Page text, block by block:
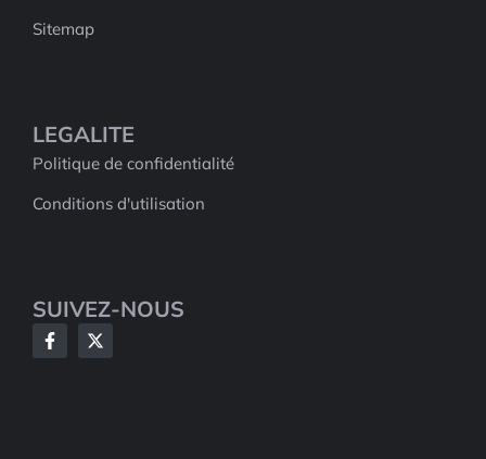
Sitemap
LEGALITE
Politique de confidentialité
Conditions d'utilisation
SUIVEZ-NOUS